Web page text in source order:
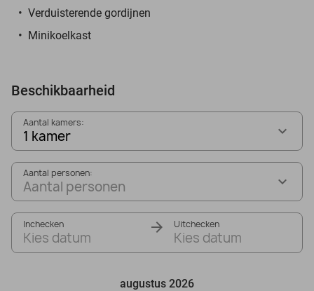
Verduisterende gordijnen
Minikoelkast
Beschikbaarheid
Aantal kamers:
1 kamer
Aantal personen:
Aantal personen
Inchecken
Kies datum
Uitchecken
Kies datum
augustus 2026